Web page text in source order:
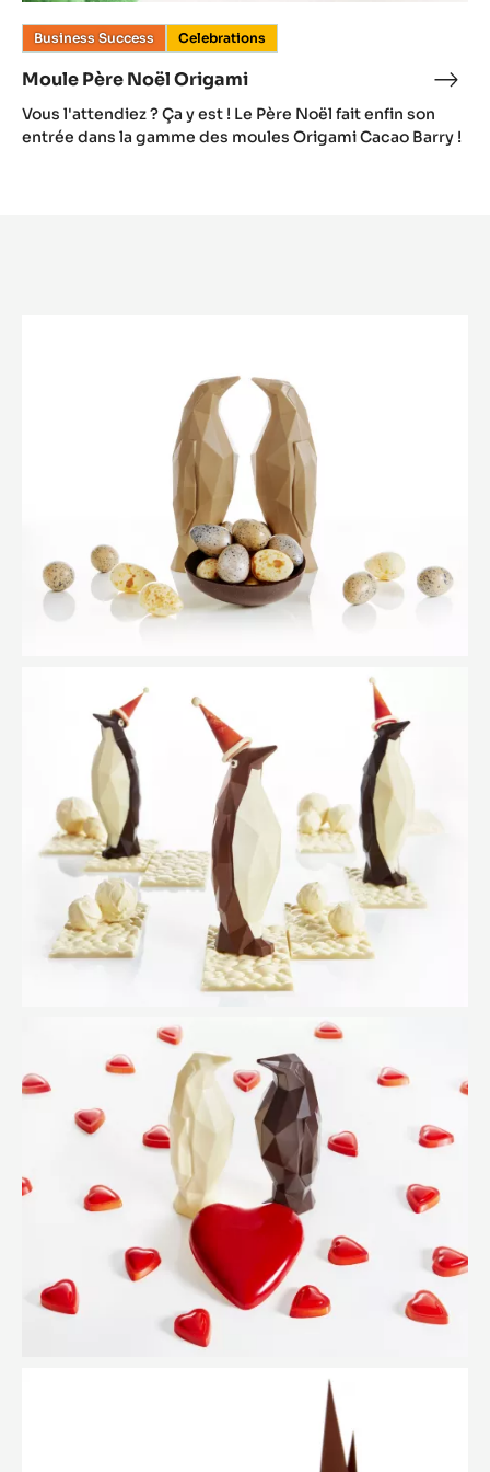
Business Success Celebrations
Moule Père Noël Origami
Noël
Vous l'attendiez ? Ça y est ! Le Père Noël fait enfin son
entrée dans la gamme des moules Origami Cacao Barry !